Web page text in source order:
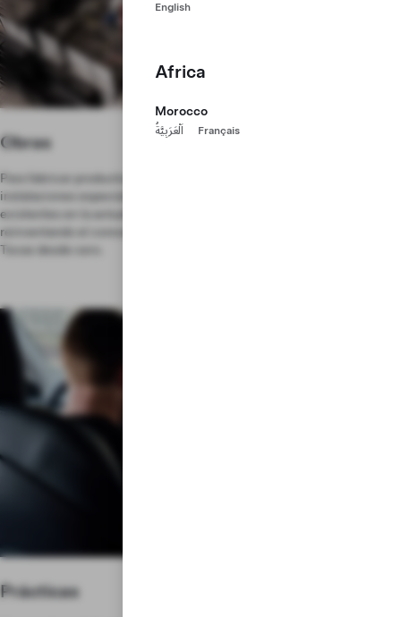
English
Africa
Morocco
اَلْعَرَبِيَّةُ Français
Para fabricar productos que se diferencien del resto, necesitamos
instalaciones especialmente diseñadas que no se parezcan a las
existentes en la actualidad. Nuestro equipo de construcción está
reinventando el concepto de fábrica para construir la Gigafactory de
Texas desde cero.
Obras
Prácticas